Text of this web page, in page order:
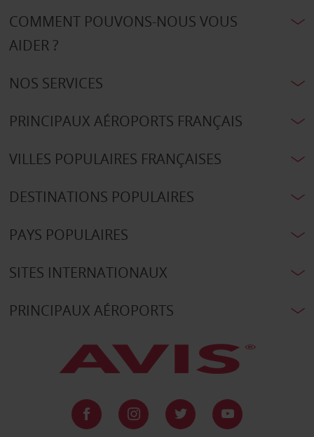
COMMENT POUVONS-NOUS VOUS
AIDER ?
NOS SERVICES
PRINCIPAUX AÉROPORTS FRANÇAIS
VILLES POPULAIRES FRANÇAISES
DESTINATIONS POPULAIRES
PAYS POPULAIRES
SITES INTERNATIONAUX
PRINCIPAUX AÉROPORTS